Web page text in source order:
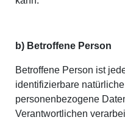
b) Betroffene Person
Betroffene Person ist
identifizierbare
personenbezogene
Verantwortlichen